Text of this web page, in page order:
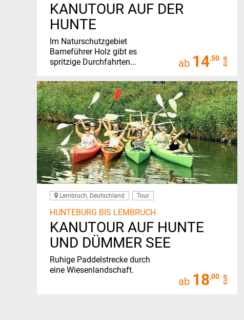
KANUTOUR AUF DER
HUNTE
Im Naturschutzgebiet
Barneführer Holz gibt es
spritzige Durchfahrten...
ab 14,50 EUR
Lembruch, Deutschland Tour
HUNTEBURG BIS LEMBRUCH
KANUTOUR AUF HUNTE
UND DÜMMER SEE
Ruhige Paddelstrecke durch
eine Wiesenlandschaft.
ab 18,00 EUR